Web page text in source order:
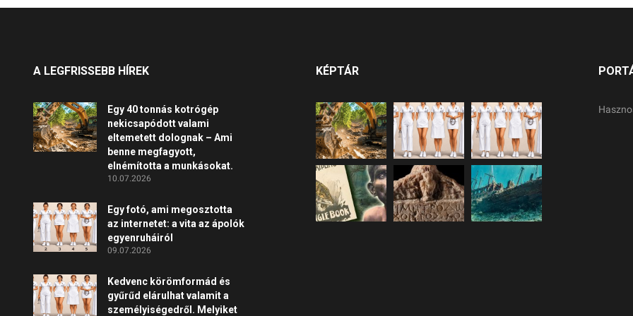
A LEGFRISSEBB HÍREK
Egy 40 tonnás kotrógép
nekicsapódott valami
eltemetett dolognak – Ami
benne megfagyott,
elnémította a munkásokat.
10.07.2026
Egy fotó, ami megosztotta
az internetet: a vita az ápolók
egyenruháiról
09.07.2026
Kedvenc körömformád és
gyűrűd elárulhat valamit a
személyiségedről. Melyiket
KÉPTÁR